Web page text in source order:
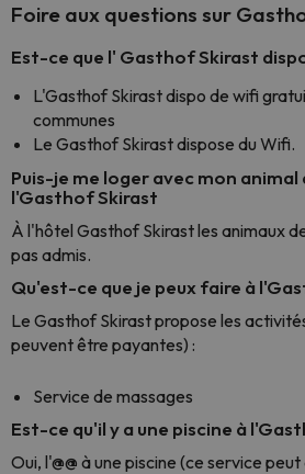
Foire aux questions sur
Est-ce que l' Gasthof Skirast
L'Gasthof Skirast dispo de wifi
communes
Le Gasthof Skirast dispose du Wifi.
Puis-je me loger avec mon animal
l'Gasthof Skirast
À l'hôtel Gasthof Skirast les animaux
pas admis.
Qu'est-ce que je peux faire à
Le Gasthof Skirast propose les
peuvent être payantes) :
Service de massages
Est-ce qu'il y a une piscine à
Oui, l'@@ à une piscine (ce service